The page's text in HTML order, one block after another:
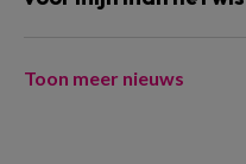
Toon meer nieuws